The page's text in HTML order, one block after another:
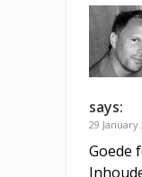
says:
29 January
Goede